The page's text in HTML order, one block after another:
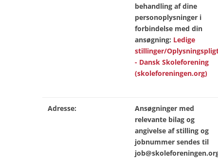
behandling af dine
personoplysninger i
forbindelse med din
ansøgning: Ledige
stillinger/
- Dansk Skoleforening
(skoleforeningen.org)
Adresse:
Ansøgninger med
relevante bilag og
angivelse af stilling og
jobnummer sendes til